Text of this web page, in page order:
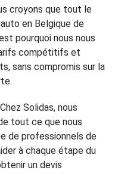
croyons que tout le
en Belgique de
pourquoi nous nous
compétitifs et
sans compromis sur la
Solidas, nous
tout ce que nous
de professionnels de
à chaque étape du
un devis